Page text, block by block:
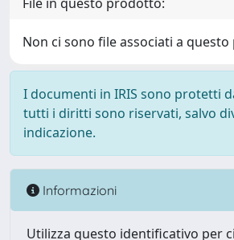
Non ci sono file associati a
I documenti in IRIS sono protetti
tutti i diritti sono riservati, salvo
indicazione.
Informazioni
Utilizza questo identificativo per